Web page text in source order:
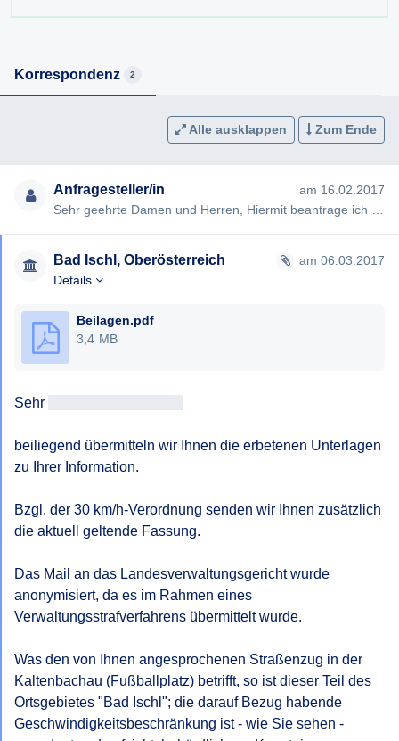
Beilage² auf Seite 4 entnommen werden
https://www.land-oberoesterreich.gv.at/…
https://www.lvwg-ooe.gv.at/11861.htm
Korrespondenz 2
Alle ausklappen Zum Ende
Anfragesteller/in
am 16.02.2017
Bad Ischl, Oberösterreich
am 06.03.2017
Details
Beilagen.pdf
3,4 MB
Sehr
beiliegend übermitteln wir Ihnen die erbetenen Unterlagen
zu Ihrer Information.
Bzgl. der 30 km/h-Verordnung senden wir Ihnen zusätzlich
die aktuell geltende Fassung.
Das Mail an das Landesverwaltungsgericht wurde
anonymisiert, da es im Rahmen eines
Verwaltungsstrafverfahrens übermittelt wurde.
Was den von Ihnen angesprochenen Straßenzug in der
Kaltenbachau (Fußballplatz) betrifft, so ist dieser Teil des
Ortsgebietes "Bad Ischl"; die darauf Bezug habende
Geschwindigkeitsbeschränkung ist - wie Sie sehen -